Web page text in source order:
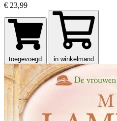
€ 23,99
toegevoegd in winkelmand